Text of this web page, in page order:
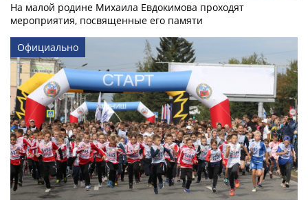
На малой родине Михаила Евдокимова проходят
мероприятия, посвященные его памяти
Официально